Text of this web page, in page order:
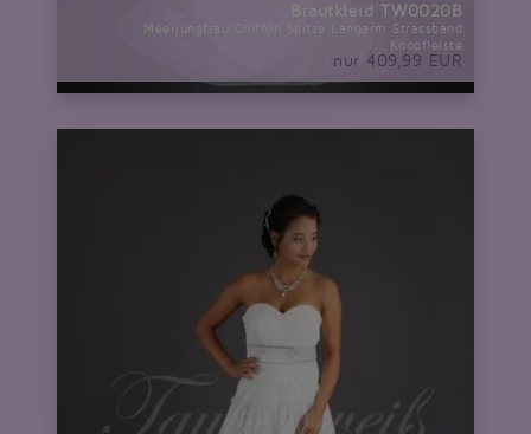
Brautkleid TW0020B
Meerjungfrau Chiffon Spitze Langarm Strassband
Knopfleiste
nur 409,99 EUR